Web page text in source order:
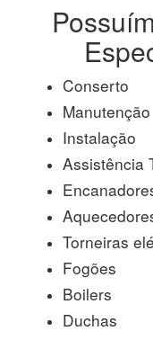
Conserto
Manutenção
Instalação
Assistência
Torneiras
Fogões
Boilers
Duchas